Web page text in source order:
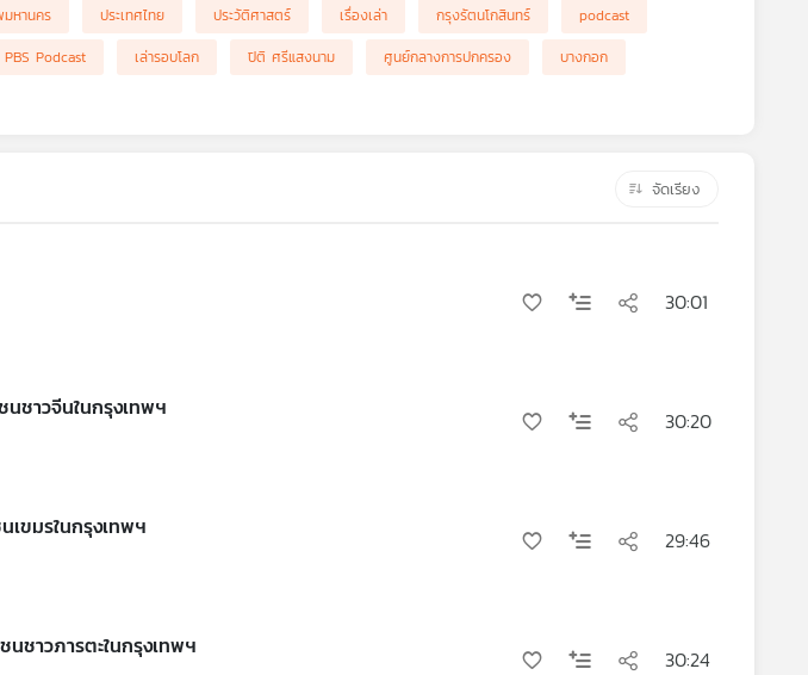
หานคร ประเทศไทย ประวัติศาสตร์ เรื่องเล่า กรุงรัตนโกสินทร์
podcast
Podcast เล่ารอบโลก ปิติ ศรีแสงนาม ศูนย์กลางการปกครอง บางกอก
จัดเรียง
30:01
ปี กรุงรัตนโกสินทร์ ตอนที่ 2 ชุมชนชาวจีนในกรุงเทพฯ 30:20
ขมรในกรุงเทพฯ 29:46
ปี กรุงรัตนโกสินทร์ ตอนที่ 4 ชุมชนชาวภารตะในกรุงเทพฯ 30:24